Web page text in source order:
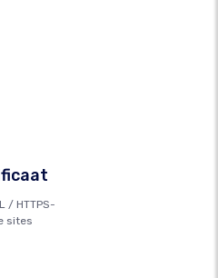
/ HTTPS-
sites